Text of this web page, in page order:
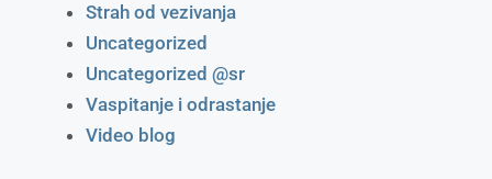
Strah od vezivanja
Uncategorized
Uncategorized @sr
Vaspitanje i odrastanje
Video blog